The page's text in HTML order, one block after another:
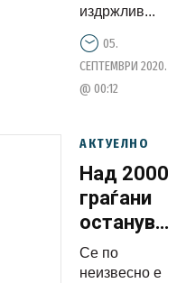
издржлив...
05.
СЕПТЕМВРИ 2020.
@ 00:12
АКТУЕЛНО
Над 2000
граѓани
на улица
поради
Се по
неизвесно е